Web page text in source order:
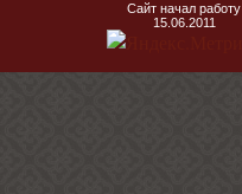
Сайт начал работу
15.06.2011